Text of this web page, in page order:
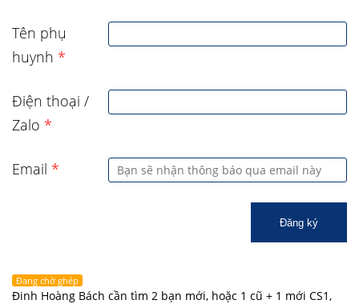
Tên phụ
huynh *
Điện thoại /
Zalo *
Email *
Đăng ký
Đang chờ ghép
Đinh Hoàng Bách cần tìm 2 bạn mới, hoặc 1 cũ + 1 mới CS1,